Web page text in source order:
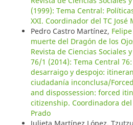
(1999): Tema Central:
XXI. Coordinador del TC
Pedro Castro Martínez,
muerte del Dragón de los
Revista de Ciencias Sociales
76/1 (2014): Tema Central
desarraigo y despojo:
ciudadanía inconclusa/
and dispossession: forced
citizenship. Coordinadora
Prado